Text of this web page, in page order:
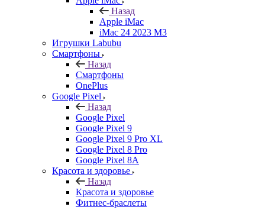
Назад
Apple iMac
iMac 24 2023 M3
Игрушки Labubu
Смартфоны
Назад
Смартфоны
OnePlus
Google Pixel
Назад
Google Pixel
Google Pixel 9
Google Pixel 9 Pro XL
Google Pixel 8 Pro
Google Pixel 8A
Красота и здоровье
Назад
Красота и здоровье
Фитнес-браслеты